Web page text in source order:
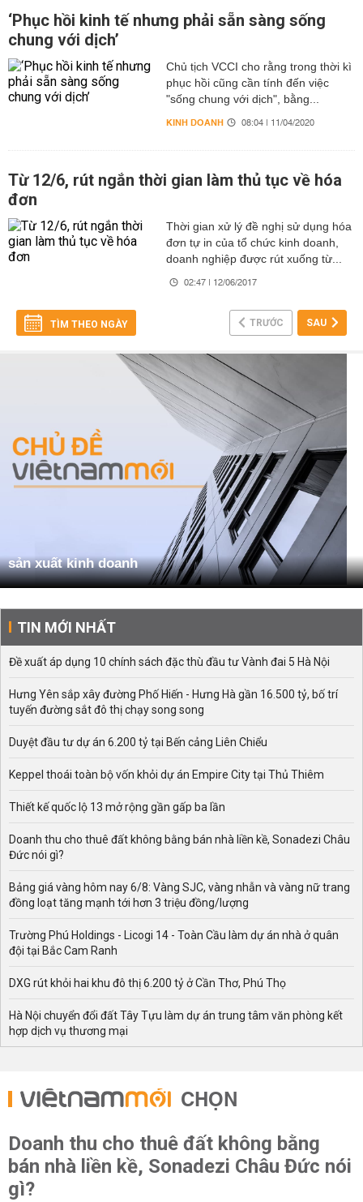
‘Phục hồi kinh tế nhưng phải sẵn sàng sống
chung với dịch’
Chủ tịch VCCI cho rằng trong thời kì
phục hồi cũng cần tính đến việc
"sống chung với dịch", bằng...
KINH DOANH 08:04 | 11/04/2020
Từ 12/6, rút ngắn thời gian làm thủ tục về hóa
đơn
Thời gian xử lý đề nghị sử dụng hóa
đơn tự in của tổ chức kinh doanh,
doanh nghiệp được rút xuống từ...
02:47 | 12/06/2017
TÌM THEO NGÀY TRƯỚC SAU
sản xuất kinh doanh
TIN MỚI NHẤT
Đề xuất áp dụng 10 chính sách đặc thù đầu tư Vành đai 5 Hà Nội
Hưng Yên sắp xây đường Phố Hiến - Hưng Hà gần 16.500 tỷ, bố trí
tuyến đường sắt đô thị chạy song song
Duyệt đầu tư dự án 6.200 tỷ tại Bến cảng Liên Chiểu
Keppel thoái toàn bộ vốn khỏi dự án Empire City tại Thủ Thiêm
Thiết kế quốc lộ 13 mở rộng gần gấp ba lần
Doanh thu cho thuê đất không bằng bán nhà liền kề, Sonadezi Châu
Đức nói gì?
Bảng giá vàng hôm nay 6/8: Vàng SJC, vàng nhẫn và vàng nữ trang
đồng loạt tăng mạnh tới hơn 3 triệu đồng/lượng
Trường Phú Holdings - Licogi 14 - Toàn Cầu làm dự án nhà ở quân
đội tại Bắc Cam Ranh
DXG rút khỏi hai khu đô thị 6.200 tỷ ở Cần Thơ, Phú Thọ
Hà Nội chuyển đổi đất Tây Tựu làm dự án trung tâm văn phòng kết
hợp dịch vụ thương mại
CHỌN
Doanh thu cho thuê đất không bằng
bán nhà liền kề, Sonadezi Châu Đức nói
gì?